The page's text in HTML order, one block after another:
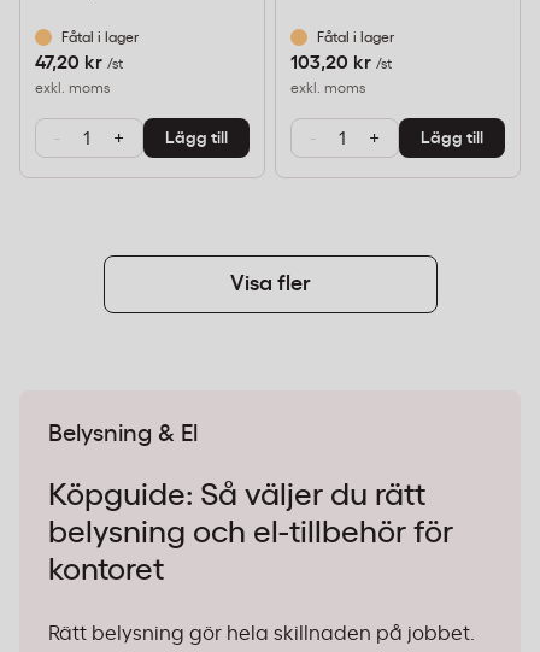
Fåtal i lager
47,20 kr /st
exkl. moms
- + Lägg till
Fåtal i lager
103,20 kr /st
exkl. moms
- + Lägg till
Visa fler
Belysning & El
Köpguide: Så väljer du rätt
belysning och el-tillbehör för
kontoret
Rätt belysning gör hela skillnaden på jobbet.